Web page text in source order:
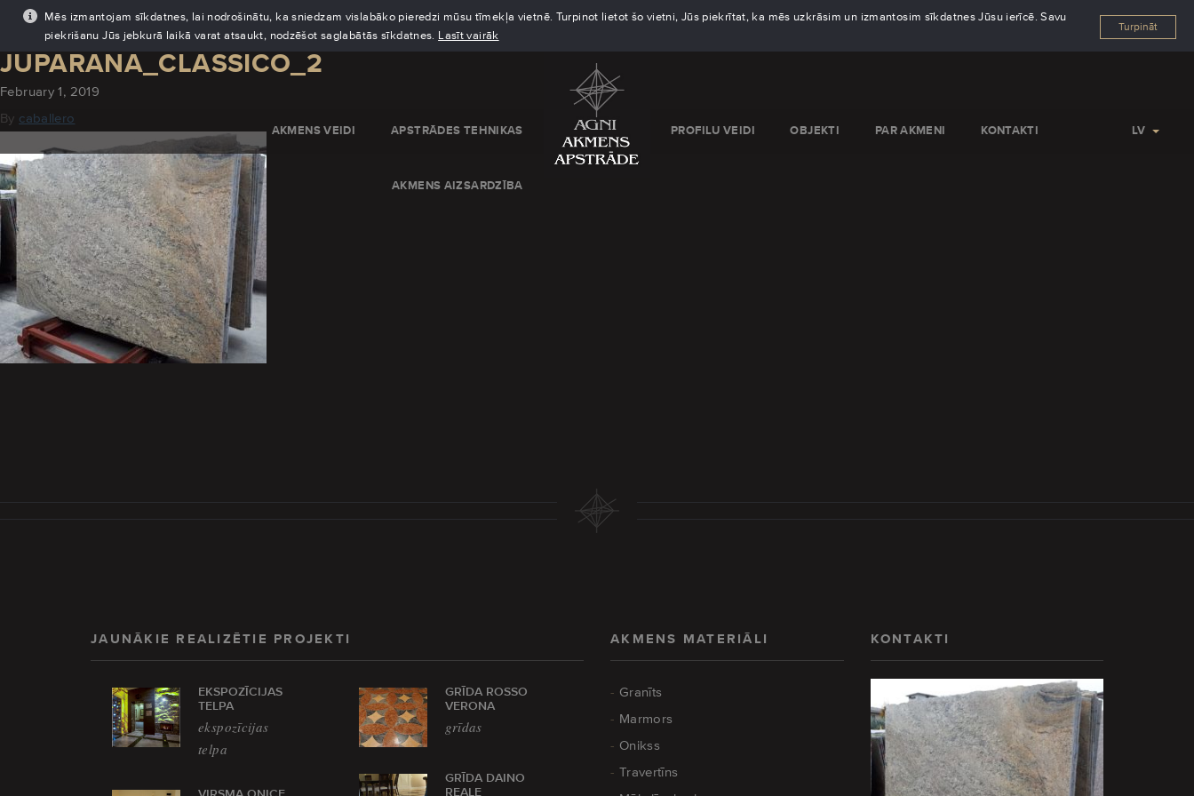
Mēs izmantojam sīkdatnes, lai nodrošinātu, ka sniedzam vislabāko pieredzi mūsu tīmekļa vietnē. Turpinot lietot šo vietni, Jūs piekrītat, ka mēs uzkrāsim un izmantosim sīkdatnes Jūsu ierīcē. Savu
piekrišanu Jūs jebkurā laikā varat atsaukt, nodzēšot saglabātās sīkdatnes. Lasīt vairāk
Turpināt
AKMENS VEIDI APSTRĀDES TEHNIKAS
AKMENS AIZSARDZĪBA
PROFILU VEIDI OBJEKTI PAR AKMENI KONTAKTI LV
JUPARANA_CLASSICO_2
February 1, 2019
By caballero
JAUNĀKIE REALIZĒTIE PROJEKTI
EKSPOZĪCIJAS
TELPA
ekspozīcijas
telpa
GRĪDA ROSSO
VERONA
grīdas
GRĪDA DAINO
REALE
AKMENS MATERIĀLI
Granīts
Marmors
Onikss
Travertīns
KONTAKTI